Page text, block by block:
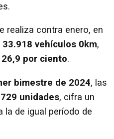
realiza contra enero, en
33.918 vehículos 0km,
por ciento.
bimestre de 2024, las
unidades, cifra un
la de igual período de